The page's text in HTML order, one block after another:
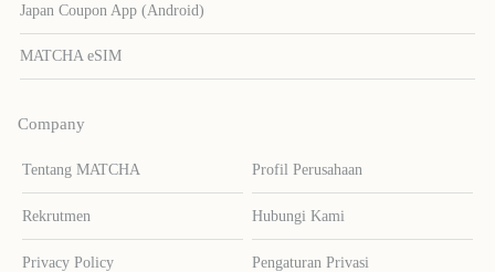
Japan Coupon App (Android)
MATCHA eSIM
Company
Tentang MATCHA Profil Perusahaan
Rekrutmen Hubungi Kami
Privacy Policy Pengaturan Privasi